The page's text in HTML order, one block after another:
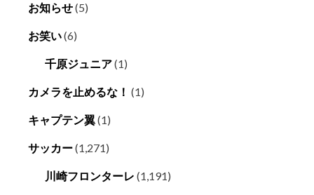
お知らせ(5)
お笑い(6)
千原ジュニア(1)
カメラを止めるな！ (1)
キャプテン翼(1)
サッカー(1,271)
川崎フロンターレ (1,191)